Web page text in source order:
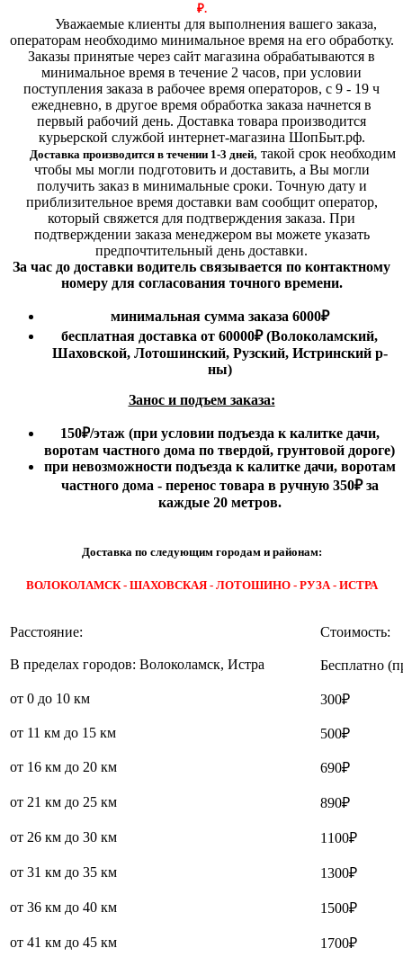
₽.
Уважаемые клиенты для выполнения вашего заказа,
операторам необходимо минимальное время на его обработку.
Заказы принятые через сайт магазина обрабатываются в
минимальное время в течение 2 часов, при условии
поступления заказа в рабочее время операторов, с 9 - 19 ч
ежедневно, в другое время обработка заказа начнется в
первый рабочий день. Доставка товара производится
курьерской службой интернет-магазина ШопБыт.рф.
Доставка производится в течении 1-3 дней, такой срок необходим
чтобы мы могли подготовить и доставить, а Вы могли
получить заказ в минимальные сроки. Точную дату и
приблизительное время доставки вам сообщит оператор,
который свяжется для подтверждения заказа. При
подтверждении заказа менеджером вы можете указать
предпочтительный день доставки.
За час до доставки водитель связывается по контактному
номеру для согласования точного времени.
минимальная сумма заказа 6000₽
бесплатная доставка от 60000₽ (Волоколамский,
Шаховской, Лотошинский, Рузский, Истринский р-
ны)
Занос и подъем заказа:
150₽/этаж(при условии подъезда к калитке дачи,
воротам частного дома по твердой, грунтовой дороге)
при невозможности подъезда к калитке дачи, воротам
частного дома - перенос товара в ручную 350₽ за
каждые 20 метров.
Доставка по следующим городам и районам:
ВОЛОКОЛАМСК - ШАХОВСКАЯ - ЛОТОШИНО - РУЗА - ИСТРА
Расстояние: Стоимость:
В пределах городов: Волоколамск, Истра Бесплатно
от 0 до 10 км 300₽
от 11 км до 15 км 500₽
от 16 км до 20 км 690₽
от 21 км до 25 км 890₽
от 26 км до 30 км 1100₽
от 31 км до 35 км 1300₽
от 36 км до 40 км 1500₽
от 41 км до 45 км 1700₽